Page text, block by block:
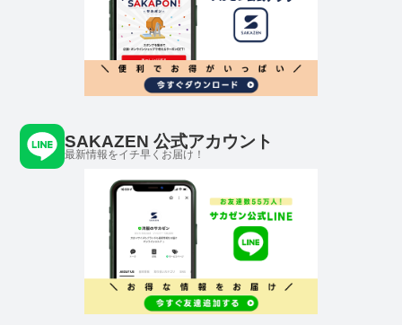
SAKAZEN 公式アカウント
最新情報をイチ早くお届け！